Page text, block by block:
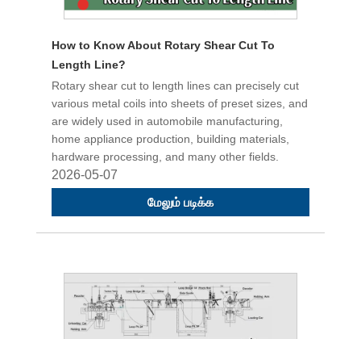
How to Know About Rotary Shear Cut To
Length Line?
Rotary shear cut to length lines can precisely cut
various metal coils into sheets of preset sizes, and
are widely used in automobile manufacturing,
home appliance production, building materials,
hardware processing, and many other fields.
2026-05-07
மேலும் படிக்க